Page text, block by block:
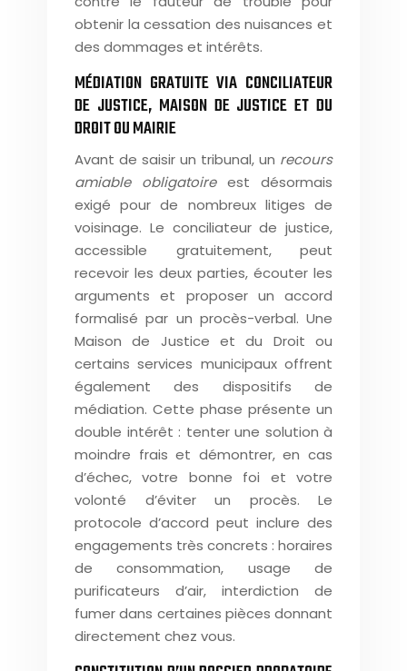
obtenir la cessation des nuisances et
des dommages et intérêts.
MÉDIATION GRATUITE VIA CONCILIATEUR
DE JUSTICE, MAISON DE JUSTICE ET DU
DROIT OU MAIRIE
Avant de saisir un tribunal, un recours
amiable obligatoireest désormais
exigé pour de nombreux litiges de
voisinage. Le conciliateur de justice,
accessible gratuitement, peut
recevoir les deux parties, écouter les
arguments et proposer un accord
formalisé par un procès-verbal. Une
Maison de Justice et du Droit ou
certains services municipaux offrent
également des dispositifs de
médiation. Cette phase présente un
double intérêt : tenter une solution à
moindre frais et démontrer, en cas
d’échec, votre bonne foi et votre
volonté d’éviter un procès. Le
protocole d’accord peut inclure des
engagements très concrets : horaires
de consommation, usage de
purificateurs d’air, interdiction de
fumer dans certaines pièces donnant
directement chez vous.